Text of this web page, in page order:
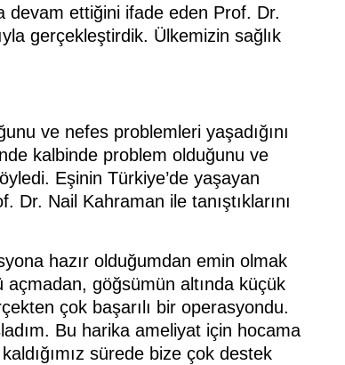
devam ettiğini ifade eden Prof. Dr.
gerçekleştirdik. Ülkemizin sağlık
ve nefes problemleri yaşadığını
kalbinde problem olduğunu ve
Eşinin Türkiye’de yaşayan
Dr. Nail Kahraman ile tanıştıklarını
hazır olduğumdan emin olmak
göğsümün altında küçük
çok başarılı bir operasyondu.
Bu harika ameliyat için hocama
sürede bize çok destek